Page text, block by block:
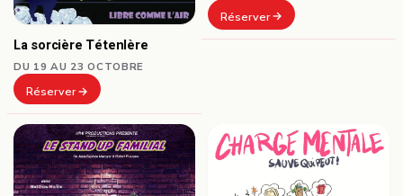
La sorcière Tétenlère
DU 19 AU 23 OCTOBRE
Réserver
Réserver